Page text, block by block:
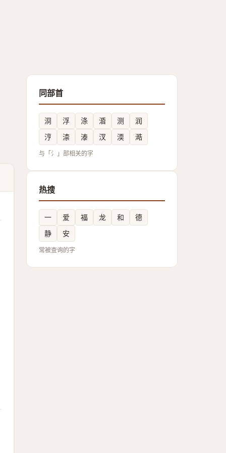
同部首
浻 浮 涤 涽 测
润
涥
渿 溙 汊 渜 澔
与「氵」部相关的字
热搜
一 爱 福 龙 和
德
静
安
常被查询的字